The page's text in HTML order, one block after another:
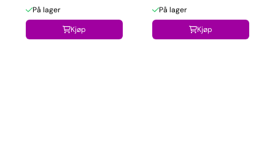
På lager
Kjøp
På lager
Kjøp